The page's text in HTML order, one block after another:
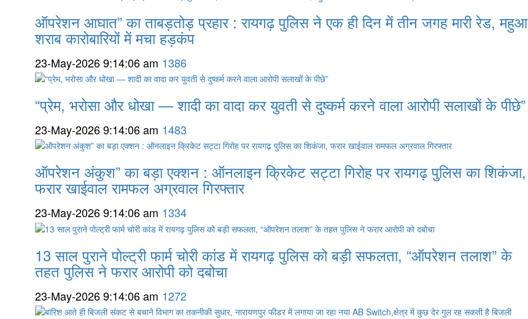
ऑपरेशन आघात” का ताबड़तोड़ प्रहार : रायगढ़ पुलिस ने एक ही दिन में तीन जगह मारी रेड, महुआ
शराब कारोबारियों में मचा हड़कंप
23-May-2026 9:14:06 am 1386
“प्रेम, भरोसा और धोखा — शादी का वादा कर युवती से दुष्कर्म करने वाला आरोपी सलाखों के पीछे”
23-May-2026 9:14:06 am 1483
ऑपरेशन अंकुश” का बड़ा एक्शन : ऑनलाइन क्रिकेट सट्टा गिरोह पर रायगढ़ पुलिस का शिकंजा,
फरार खाईवाल रामफल अग्रवाल गिरफ्तार
23-May-2026 9:14:06 am 1334
13 साल पुराने पोल्ट्री फार्म चोरी कांड में रायगढ़ पुलिस को बड़ी सफलता, “ऑपरेशन तलाश” के
तहत पुलिस ने फरार आरोपी को दबोचा
23-May-2026 9:14:06 am 1272